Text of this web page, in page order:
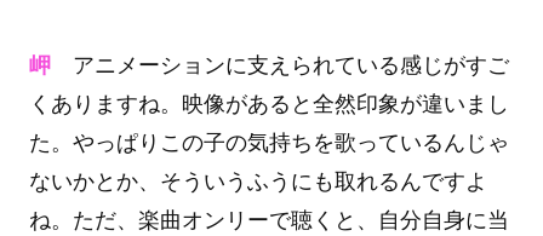
岬アニメーションに支えられている感じがすご
くありますね。映像があると全然印象が違いまし
た。やっぱりこの子の気持ちを歌っているんじゃ
ないかとか、そういうふうにも取れるんですよ
ね。ただ、楽曲オンリーで聴くと、自分自身に当